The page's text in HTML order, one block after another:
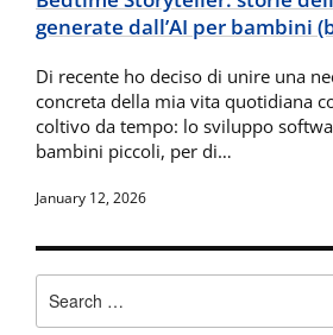
for:
generate dall’AI per bambini
Di recente ho deciso di unire una
concreta della mia vita quotidiana
coltivo da tempo: lo sviluppo
bambini piccoli, per di…
January 12, 2026